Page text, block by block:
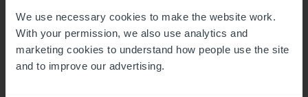
We use necessary cookies to make the website work.
With your permission, we also use analytics and
marketing cookies to understand how people use the site
and to improve our advertising.